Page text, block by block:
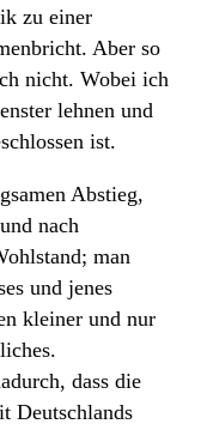
zu einer
Aber so
nicht. Wobei ich
lehnen und
ist.
Abstieg,
nach
man
und jenes
kleiner und nur
dass die
Deutschlands